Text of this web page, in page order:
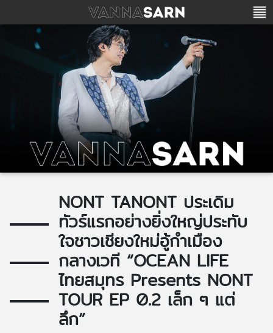
NONT TANONT ประเดิม
ทัวร์แรกอย่างยิ่งใหญ่ประทับ
ใจชาวเชียงใหม่อู้กำเมือง
กลางเวที “OCEAN LIFE
ไทยสมุทร Presents NONT
TOUR EP 0.2 เล็ก ๆ แต่
ลึก”